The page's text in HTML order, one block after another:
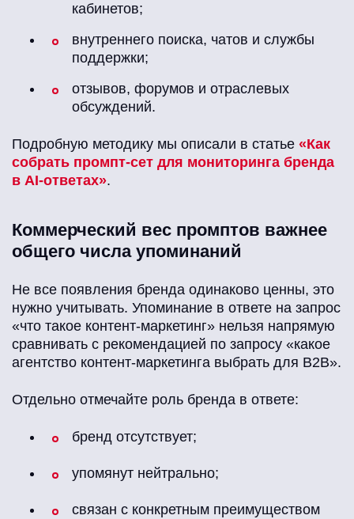
кабинетов;
внутреннего поиска, чатов и службы
поддержки;
отзывов, форумов и отраслевых
обсуждений.
Подробную методику мы описали в статье «Как
собрать промпт-сет для мониторинга бренда
в AI-ответах».
Коммерческий вес промптов важнее
общего числа упоминаний
Не все появления бренда одинаково ценны, это
нужно учитывать. Упоминание в ответе на запрос
«что такое контент-маркетинг» нельзя напрямую
сравнивать с рекомендацией по запросу «какое
агентство контент-маркетинга выбрать для B2B».
Отдельно отмечайте роль бренда в ответе:
бренд отсутствует;
упомянут нейтрально;
связан с конкретным преимуществом